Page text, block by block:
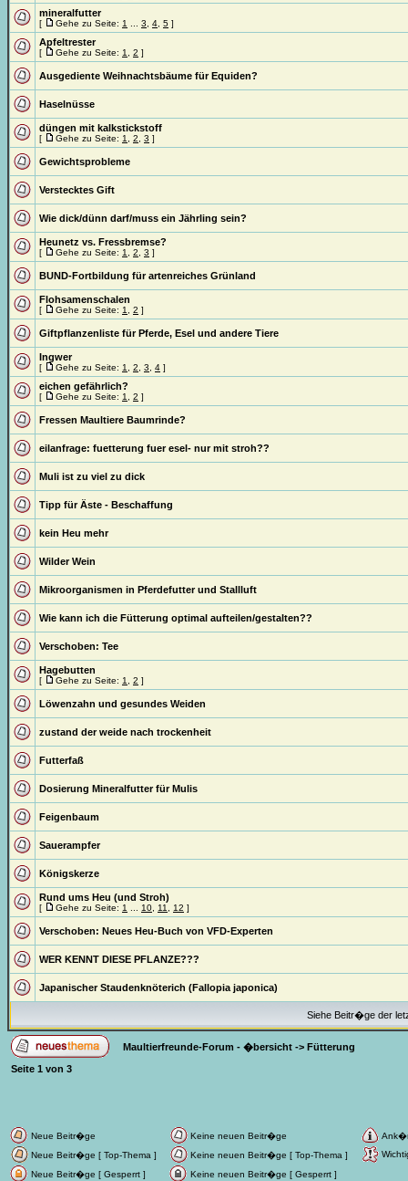
mineralfutter
[ Gehe zu Seite: 1 3 4 5 ]
Apfeltrester
[ Gehe zu Seite: 1 2 ]
Ausgediente Weihnachtsbäume für Equiden?
Haselnüsse
düngen mit kalkstickstoff
[ Gehe zu Seite: 1 2 3 ]
Gewichtsprobleme
Verstecktes Gift
Wie dick/dünn darf/muss ein Jährling sein?
Heunetz vs. Fressbremse?
[ Gehe zu Seite: 1 2 3 ]
BUND-Fortbildung für artenreiches Grünland
Flohsamenschalen
[ Gehe zu Seite: 1 2 ]
Giftpflanzenliste für Pferde, Esel und andere Tiere
Ingwer
[ Gehe zu Seite: 1 2 3 4 ]
eichen gefährlich?
[ Gehe zu Seite: 1 2 ]
Fressen Maultiere Baumrinde?
eilanfrage: fuetterung fuer esel- nur mit stroh??
Muli ist zu viel zu dick
Tipp für Äste - Beschaffung
kein Heu mehr
Wilder Wein
Mikroorganismen in Pferdefutter und Stallluft
Wie kann ich die Fütterung optimal aufteilen/gestalten??
Verschoben: Tee
Hagebutten
[ Gehe zu Seite: 1 2 ]
Löwenzahn und gesundes Weiden
zustand der weide nach trockenheit
Futterfaß
Dosierung Mineralfutter für Mulis
Feigenbaum
Sauerampfer
Königskerze
Rund ums Heu (und Stroh)
[ Gehe zu Seite: 1 10 11 12 ]
Verschoben: Neues Heu-Buch von VFD-Experten
WER KENNT DIESE PFLANZE???
Japanischer Staudenknöterich (Fallopia japonica)
Siehe Beitr�ge der
Maultierfreunde-Forum - �bersicht -> Fütterung
Seite 1 von 3
Neue Beitr�ge Keine neuen Beitr�ge
Neue Beitr�ge [ Top-Thema ]
Keine neuen Beitr�ge [ Top-Thema ]
Neue Beitr�ge [ Gesperrt ]
Keine neuen Beitr�ge [ Gesperrt ]